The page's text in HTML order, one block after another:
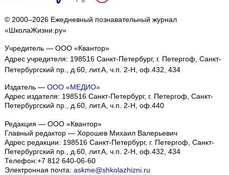
© 2000–2026 Ежедневный познавательный журнал
«ШколаЖизни.ру»
Учредитель — ООО «Квантор»
Адрес учредителя: 198516 Санкт-Петербург, г. Петергоф, Санкт-
Петербургский пр., д.60, лит.А, ч.п. 2-Н, оф.432, 434
Издатель — ООО «МЕДИО»
Адрес издателя: 198516 Санкт-Петербург, г. Петергоф, Санкт-
Петербургский пр., д.60, лит.А, ч.п. 2-Н, оф.440
Редакция — ООО «Квантор»
Главный редактор — Хорошев Михаил Валерьевич
Адрес редакции: 198516 Санкт-Петербург, г. Петергоф, Санкт-
Петербургский пр., д.60, лит.А, ч.п. 2-Н, оф.432, 434
Телефон:+7 812 640-06-60
Электронная почта: askme@shkolazhizni.ru